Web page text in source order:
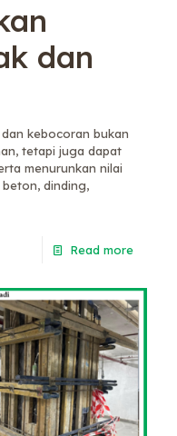
dan
kebocoran bukan
tetapi juga dapat
menurunkan nilai
dinding,
Read more